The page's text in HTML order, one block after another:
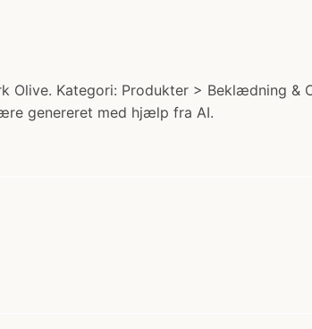
Olive. Kategori: Produkter > Beklædning
genereret med hjælp fra AI.